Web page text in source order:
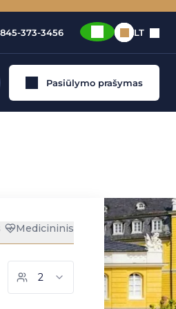
373-3456 LT
Pasiūlymo prašymas